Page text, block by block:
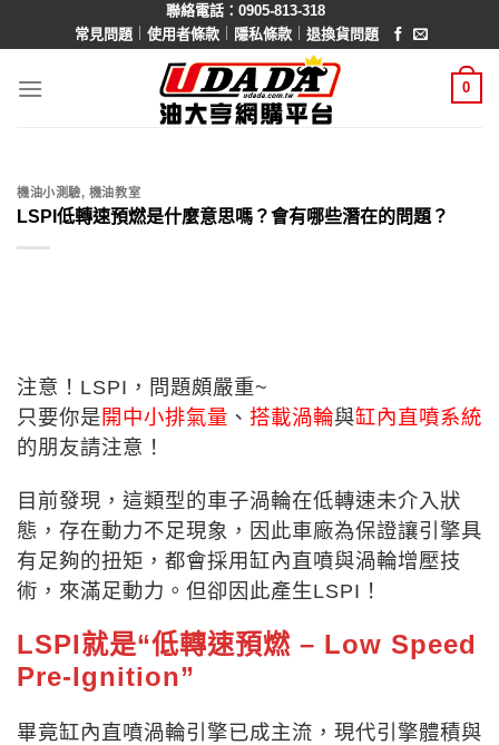
聯絡電話：0905-813-318
常見問題｜ 使用者條款｜ 隱私條款｜ 退換貨問題
0
機油小測驗, 機油教室
LSPI低轉速預燃是什麼意思嗎？會有哪些潛在的問題？
注意！LSPI，問題頗嚴重~
只要你是開中小排氣量 、 搭載渦輪與缸內直噴系統
的朋友請注意！
目前發現，這類型的車子渦輪在低轉速未介入狀
態，存在動力不足現象，因此車廠為保證讓引擎具
有足夠的扭矩，都會採用缸內直噴與渦輪增壓技
術，來滿足動力。但卻因此產生LSPI！
LSPI就是“低轉速預燃 – Low Speed
Pre-Ignition”
畢竟缸內直噴渦輪引擎已成主流，現代引擎體積與